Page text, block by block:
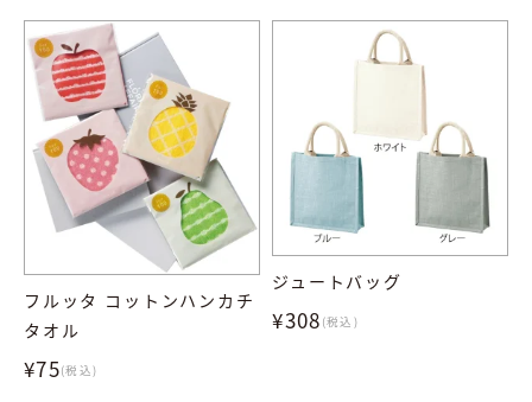
フルッタ コットンハンカチ
タオル
¥75(税込)
ジュートバッグ
¥308 (税込)